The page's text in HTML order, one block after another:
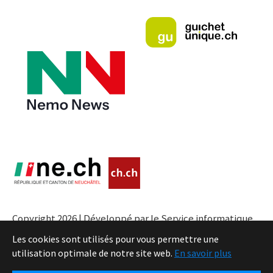
Les cookies sont utilisés pour vous permettre une
utilisation optimale de notre site web. En savoir plus
Copyright 2026 | Développé par le Service informatique
de l'Entité neuchâteloise |